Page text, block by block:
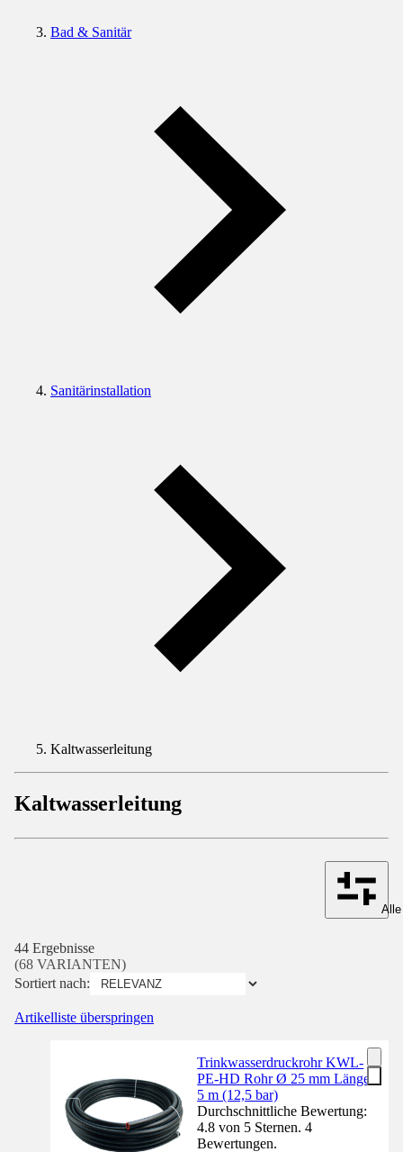
Bad & Sanitär
Sanitärinstallation
Kaltwasserleitung
Kaltwasserleitung
44 Ergebnisse
(68 VARIANTEN)
Sortiert nach:
Artikelliste überspringen
Trinkwasserdruckrohr KWL-
PE-HD Rohr Ø 25 mm Länge
5 m (12,5 bar)
Durchschnittliche Bewertung:
4.8 von 5 Sternen. 4
Bewertungen.